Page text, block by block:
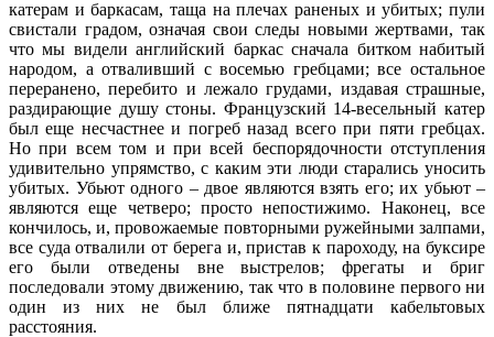
катерам и баркасам, таща на плечах раненых и убитых; пули
свистали градом, означая свои следы новыми жертвами, так
что мы видели английский баркас сначала битком набитый
народом, а отваливший с восемью гребцами; все остальное
переранено, перебито и лежало грудами, издавая страшные,
раздирающие душу стоны. Французский 14-весельный катер
был еще несчастнее и погреб назад всего при пяти гребцах.
Но при всем том и при всей беспорядочности отступления
удивительно упрямство, с каким эти люди старались уносить
убитых. Убьют одного – двое являются взять его; их убьют –
являются еще четверо; просто непостижимо. Наконец, все
кончилось, и, провожаемые повторными ружейными залпами,
все суда отвалили от берега и, пристав к пароходу, на буксире
его были отведены вне выстрелов; фрегаты и бриг
последовали этому движению, так что в половине первого ни
один из них не был ближе пятнадцати кабельтовых
расстояния.